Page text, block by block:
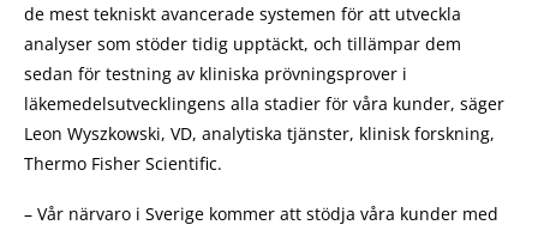
de mest tekniskt avancerade systemen för att utveckla
analyser som stöder tidig upptäckt, och tillämpar dem
sedan för testning av kliniska prövningsprover i
läkemedelsutvecklingens alla stadier för våra kunder, säger
Leon Wyszkowski, VD, analytiska tjänster, klinisk forskning,
Thermo Fisher Scientific.
– Vår närvaro i Sverige kommer att stödja våra kunder med